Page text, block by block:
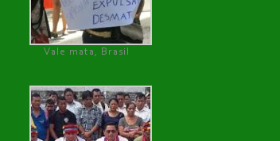
Vale mata, Brasil